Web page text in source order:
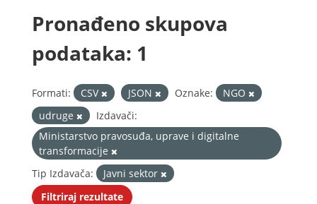
Pronađeno skupova
podataka: 1
Formati: CSV JSON Oznake:
NGO
udruge
Izdavači:
Ministarstvo pravosuđa, uprave i digitalne
transformacije
Tip Izdavača:
Javni sektor
Filtriraj rezultate